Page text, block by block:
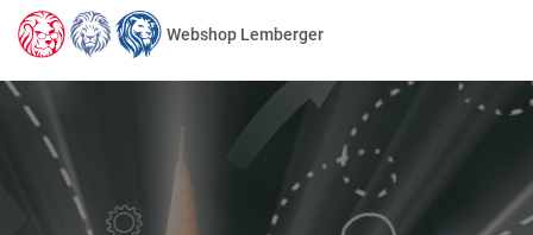
Webshop Lemberger